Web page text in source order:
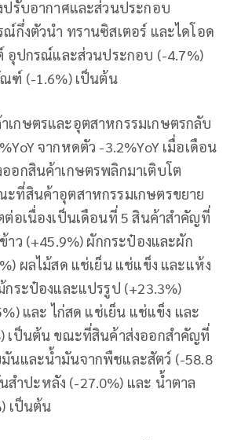
ปรับอากาศและส่วนประกอบ
กึ่งตัวนำ ทรานซิสเตอร์ และไดโอด
อุปกรณ์และส่วนประกอบ (-4.7%)
ฑ์ (-1.6%) เป็นต้น
เกษตรและอุตสาหกรรมเกษตรกลับ
จากหดตัว -3.2%YoY เมื่อเดือน
อกสินค้าเกษตรพลิกมาเติบโต
ะที่สินค้าอุตสาหกรรมเกษตรขยาย
ต่อเนื่องเป็นเดือนที่ 5 สินค้าสำคัญที่
าว (+45.9%) ผักกระป๋องและผัก
ผลไม้สด แช่เย็น แช่แข็ง และแห้ง
กระป๋องและแปรรูป (+23.3%)
และ ไก่สด แช่เย็น แช่แข็ง และ
เป็นต้น ขณะที่สินค้าส่งออกสำคัญที่
นและน้ำมันจากพืชและสัตว์ (-58.8
ำปะหลัง (-27.0%) และ น้ำตาล
เป็นต้น